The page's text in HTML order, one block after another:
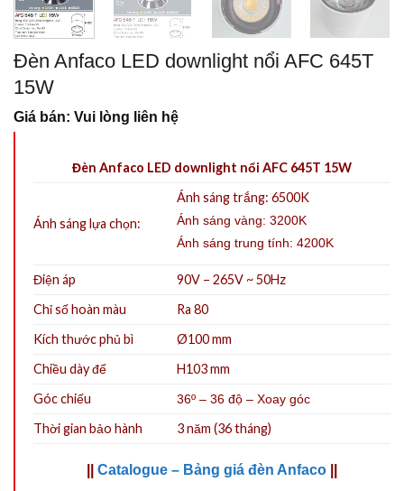
Đèn Anfaco LED downlight nổi AFC 645T
15W
Giá bán: Vui lòng liên hệ
Đèn Anfaco LED downlight nổi AFC 645T 15W
Ánh sáng lựa chọn:
Ánh sáng trắng: 6500K
Ánh sáng vàng: 3200K
Ánh sáng trung tính: 4200K
Điện áp
90V – 265V ~ 50Hz
Chỉ số hoàn màu
Ra 80
Kích thước phủ bì
Ø100 mm
Chiều dày đế
H103 mm
Góc chiếu
36º – 36 độ – Xoay góc
Thời gian bảo hành 3 năm (36 tháng)
Catalogue – Bảng giá đèn Anfaco